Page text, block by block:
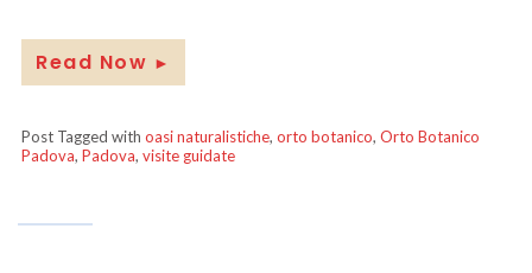
Read Now ►
Post Tagged with oasi naturalistiche, orto botanico, Orto Botanico
Padova, Padova, visite guidate